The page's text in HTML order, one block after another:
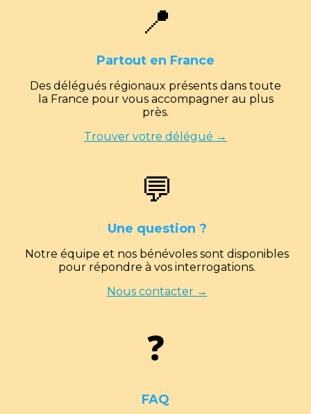
📍
Partout en France
Des délégués régionaux présents dans toute
la France pour vous accompagner au plus
près.
Trouver votre délégué →
💬
Une question ?
Notre équipe et nos bénévoles sont disponibles
pour répondre à vos interrogations.
Nous contacter →
❓
FAQ